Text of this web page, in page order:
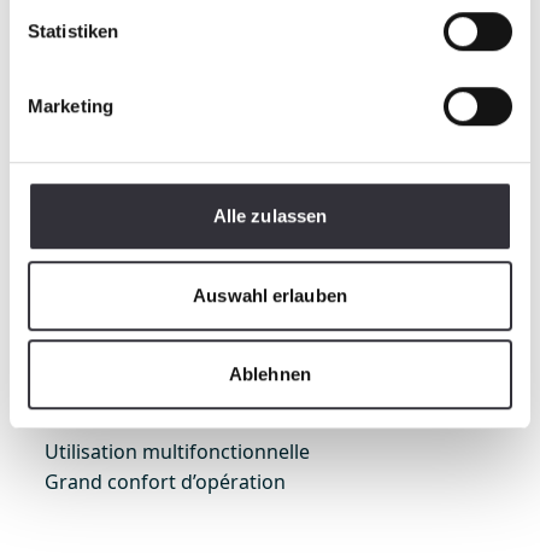
Statistiken
Marketing
Alle zulassen
Auswahl erlauben
Ablehnen
BeachTech Sweepy Hydro
Utilisation multifonctionnelle
Grand confort d’opération